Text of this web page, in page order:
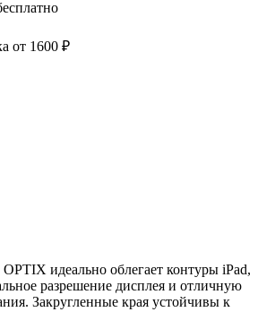
от 1600 ₽
идеально облегает контуры iPad,
разрешение дисплея и отличную
Закругленные края устойчивы к